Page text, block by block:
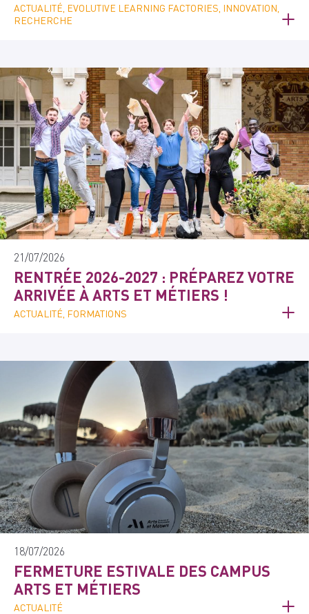
ACTUALITÉ, EVOLUTIVE LEARNING FACTORIES, INNOVATION,
RECHERCHE
21/07/2026
RENTRÉE 2026-2027 : PRÉPAREZ VOTRE
ARRIVÉE À ARTS ET MÉTIERS !
ACTUALITÉ, FORMATIONS
18/07/2026
FERMETURE ESTIVALE DES CAMPUS
ARTS ET MÉTIERS
ACTUALITÉ